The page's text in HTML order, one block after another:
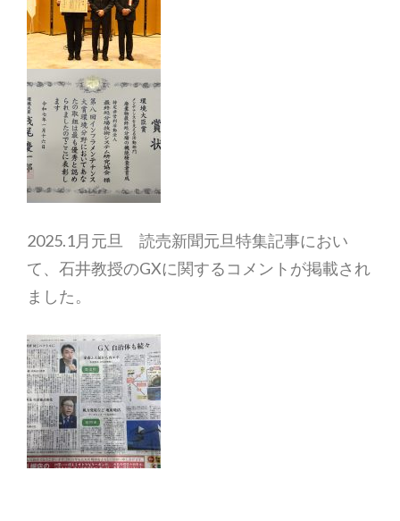
2025.1月元旦 読売新聞元旦特集記事におい
て、石井教授のGXに関するコメントが掲載され
ました。